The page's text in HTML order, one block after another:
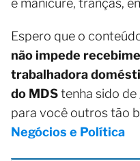
Espero que o
não impede
trabalhadora
do MDStenha sido
para você outros tão
Negócios e Política